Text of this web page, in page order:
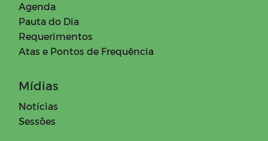
Agenda
Pauta do Dia
Requerimentos
Atas e Pontos de Frequência
Mídias
Notícias
Sessões